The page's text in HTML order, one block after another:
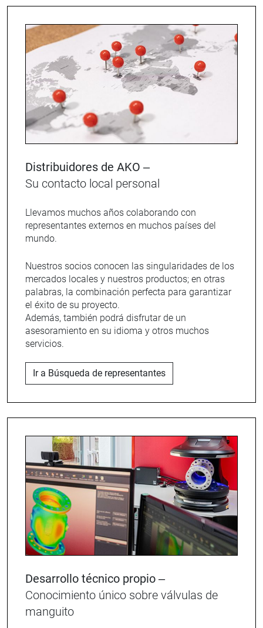
Distribuidores de AKO –
Su contacto local personal
Llevamos muchos años colaborando con
representantes externos en muchos países del
mundo.
Nuestros socios conocen las singularidades de los
mercados locales y nuestros productos; en otras
palabras, la combinación perfecta para garantizar
el éxito de su proyecto.
Además, también podrá disfrutar de un
asesoramiento en su idioma y otros muchos
servicios.
Ir a Búsqueda de representantes
Desarrollo técnico propio –
Conocimiento único sobre válvulas de
manguito